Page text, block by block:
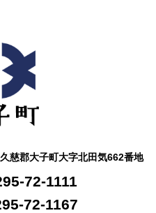
慈郡大子町大字北田気662番地
72-1111
72-1167